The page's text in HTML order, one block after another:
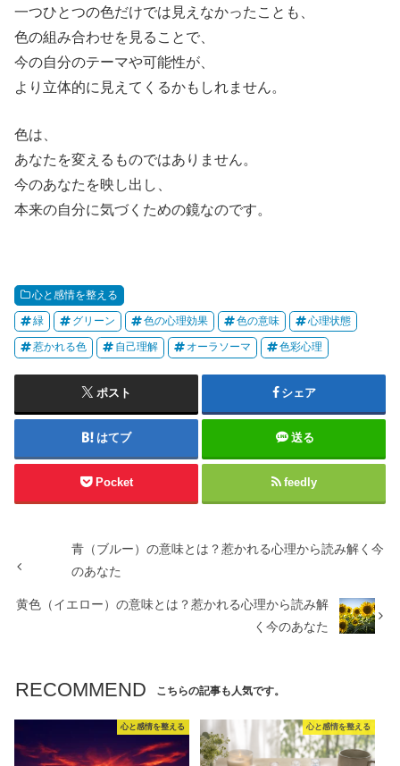
一つひとつの色だけでは見えなかったことも、
色の組み合わせを見ることで、
今の自分のテーマや可能性が、
より立体的に見えてくるかもしれません。
色は、
あなたを変えるものではありません。
今のあなたを映し出し、
本来の自分に気づくための鏡なのです。
心と感情を整える
緑 グリーン 色の心理効果 色の意味 心理状態
惹かれる色 自己理解 オーラソーマ 色彩心理
ポスト シェア
はてブ 送る
Pocket feedly
青（ブルー）の意味とは？惹かれる心理から読み解く今
のあなた
黄色（イエロー）の意味とは？惹かれる心理から読み解
く今のあなた
RECOMMEND こちらの記事も人気です。
心と感情を整える 心と感情を整える